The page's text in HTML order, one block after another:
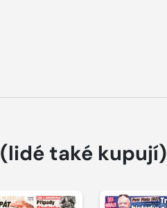
(lidé také kupují)